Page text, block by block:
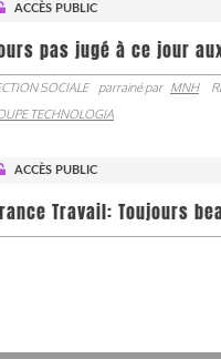
ACCÈS PUBLIC
pas jugé à ce jour
SOCIALE parrainé par MNH
TECHNOLOGIA
ACCÈS PUBLIC
Travail: Toujours